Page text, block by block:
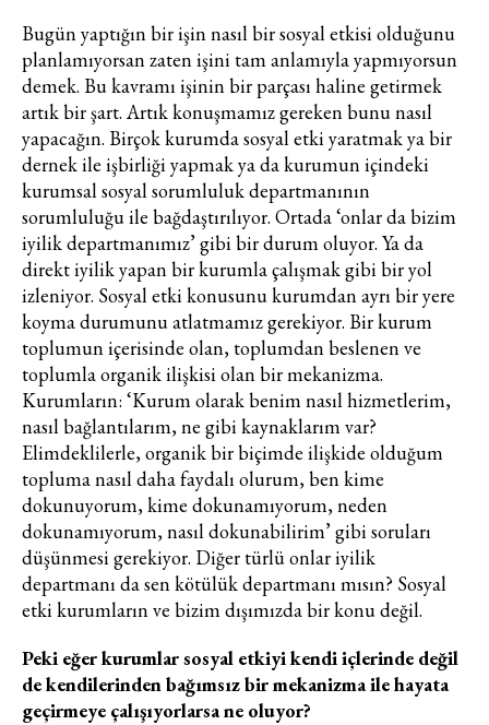
Bugün yaptığın bir işin nasıl bir sosyal etkisi olduğunu
planlamıyorsan zaten işini tam anlamıyla yapmıyorsun
demek. Bu kavramı işinin bir parçası haline getirmek
artık bir şart. Artık konuşmamız gereken bunu nasıl
yapacağın. Birçok kurumda sosyal etki yaratmak ya bir
dernek ile işbirliği yapmak ya da kurumun içindeki
kurumsal sosyal sorumluluk departmanının
sorumluluğu ile bağdaştırılıyor. Ortada ‘onlar da bizim
iyilik departmanımız’ gibi bir durum oluyor. Ya da
direkt iyilik yapan bir kurumla çalışmak gibi bir yol
izleniyor. Sosyal etki konusunu kurumdan ayrı bir yere
koyma durumunu atlatmamız gerekiyor. Bir kurum
toplumun içerisinde olan, toplumdan beslenen ve
toplumla organik ilişkisi olan bir mekanizma.
Kurumların: ‘Kurum olarak benim nasıl hizmetlerim,
nasıl bağlantılarım, ne gibi kaynaklarım var?
Elimdeklilerle, organik bir biçimde ilişkide olduğum
topluma nasıl daha faydalı olurum, ben kime
dokunuyorum, kime dokunamıyorum, neden
dokunamıyorum, nasıl dokunabilirim’ gibi soruları
düşünmesi gerekiyor. Diğer türlü onlar iyilik
departmanı da sen kötülük departmanı mısın? Sosyal
etki kurumların ve bizim dışımızda bir konu değil.
Peki eğer kurumlar sosyal etkiyi kendi içlerinde değil
de kendilerinden bağımsız bir mekanizma ile hayata
geçirmeye çalışıyorlarsa ne oluyor?